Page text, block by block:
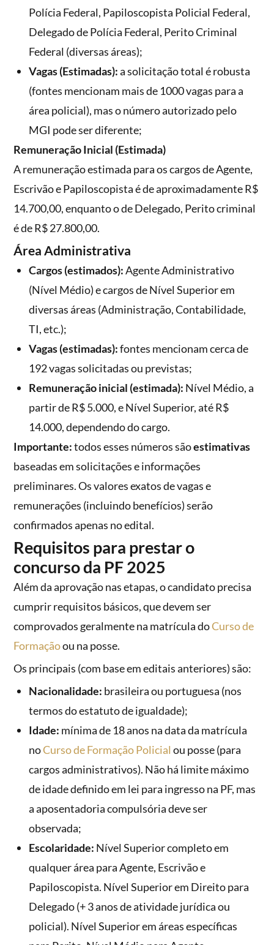
Polícia Federal, Papiloscopista Policial Federal,
Delegado de Polícia Federal, Perito Criminal
Federal (diversas áreas);
Vagas (Estimadas):a solicitação total é robusta
(fontes mencionam mais de 1000 vagas para a
área policial), mas o número autorizado pelo
MGI pode ser diferente;
Remuneração Inicial (Estimada)
A remuneração estimada para os cargos de Agente,
Escrivão e Papiloscopista é de aproximadamente R$
14.700,00, enquanto o de Delegado, Perito criminal
é de R$ 27.800,00.
Área Administrativa
Cargos (estimados):Agente Administrativo
(Nível Médio) e cargos de Nível Superior em
diversas áreas (Administração, Contabilidade,
TI, etc.);
Vagas (estimadas):fontes mencionam cerca de
192 vagas solicitadas ou previstas;
Remuneração inicial (estimada): Nível Médio, a
partir de R$ 5.000, e Nível Superior, até R$
14.000, dependendo do cargo.
Importante:todos esses números sãoestimativas
baseadas em solicitações e informações
preliminares. Os valores exatos de vagas e
remunerações (incluindo benefícios) serão
confirmados apenas no edital.
Requisitos para prestar o
concurso da PF 2025
Além da aprovação nas etapas, o candidato precisa
cumprir requisitos básicos, que devem ser
comprovados geralmente na matrícula doCurso de
Formaçãoou na posse.
Os principais (com base em editais anteriores) são:
Nacionalidade: brasileira ou portuguesa (nos
termos do estatuto de igualdade);
Idade: mínima de 18 anos na data da matrícula
noCurso de Formação Policial ou posse (para
cargos administrativos). Não há limite máximo
de idade definido em lei para ingresso na PF, mas
a aposentadoria compulsória deve ser
observada;
Escolaridade: Nível Superior completo em
qualquer área para Agente, Escrivão e
Papiloscopista. Nível Superior em Direito para
Delegado (+ 3 anos de atividade jurídica ou
policial). Nível Superior em áreas específicas